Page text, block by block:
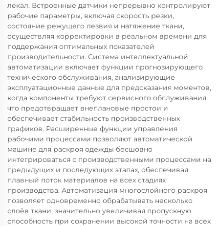
лекал. Встроенные датчики непрерывно контролируют
рабочие параметры, включая скорость резки,
состояние режущего лезвия и натяжение ткани,
осуществляя корректировки в реальном времени для
поддержания оптимальных показателей
производительности. Система интеллектуальной
автоматизации включает функции прогнозирующего
технического обслуживания, анализирующие
эксплуатационные данные для предсказания моментов,
когда компоненты требуют сервисного обслуживания,
что предотвращает внеплановые простои и
обеспечивает стабильность производственных
графиков. Расширенные функции управления
рабочими процессами позволяют автоматической
машине для раскроя одежды бесшовно
интегрироваться с производственными процессами на
предыдущих и последующих этапах, обеспечивая
плавный поток материалов на всех стадиях
производства. Автоматизация многослойного раскроя
позволяет одновременно обрабатывать несколько
слоёв ткани, значительно увеличивая пропускную
способность при сохранении высокой точности на всех